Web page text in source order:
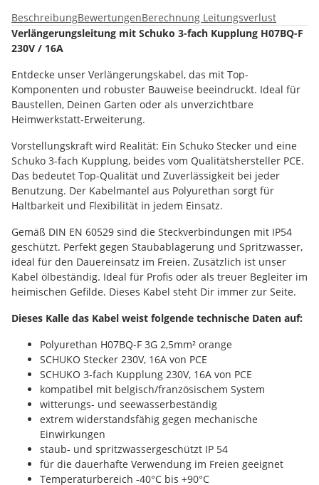
BeschreibungBewertungenBerechnung Leitungsverlust
Verlängerungsleitung mit Schuko 3-fach Kupplung H07BQ-F
230V / 16A
Entdecke unser Verlängerungskabel, das mit Top-
Komponenten und robuster Bauweise beeindruckt. Ideal für
Baustellen, Deinen Garten oder als unverzichtbare
Heimwerkstatt-Erweiterung.
Vorstellungskraft wird Realität: Ein Schuko Stecker und eine
Schuko 3-fach Kupplung, beides vom Qualitätshersteller PCE.
Das bedeutet Top-Qualität und Zuverlässigkeit bei jeder
Benutzung. Der Kabelmantel aus Polyurethan sorgt für
Haltbarkeit und Flexibilität in jedem Einsatz.
Gemäß DIN EN 60529 sind die Steckverbindungen mit IP54
geschützt. Perfekt gegen Staubablagerung und Spritzwasser,
ideal für den Dauereinsatz im Freien. Zusätzlich ist unser
Kabel ölbeständig. Ideal für Profis oder als treuer Begleiter im
heimischen Gefilde. Dieses Kabel steht Dir immer zur Seite.
Dieses Kalle das Kabel weist folgende technische Daten auf:
Polyurethan H07BQ-F 3G 2,5mm² orange
SCHUKO Stecker 230V, 16A von PCE
SCHUKO 3-fach Kupplung 230V, 16A von PCE
kompatibel mit belgisch/französischem System
witterungs- und seewasserbeständig
extrem widerstandsfähig gegen mechanische
Einwirkungen
staub- und spritzwassergeschützt IP 54
für die dauerhafte Verwendung im Freien geeignet
Temperaturbereich -40°C bis +90°C